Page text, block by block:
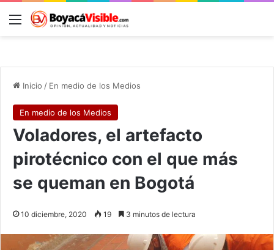
Menú
Inicio / En medio de los Medios
En medio de los Medios
Voladores, el artefacto
pirotécnico con el que más
se queman en Bogotá
10 diciembre, 2020 19 3 minutos de lectura